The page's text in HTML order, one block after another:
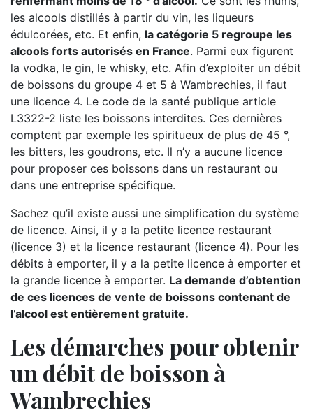
les alcools distillés à partir du vin, les liqueurs
édulcorées, etc. Et enfin, la catégorie 5 regroupe les
alcools forts autorisés en France. Parmi eux figurent
la vodka, le gin, le whisky, etc. Afin d’exploiter un débit
de boissons du groupe 4 et 5 à Wambrechies, il faut
une licence 4. Le code de la santé publique article
L3322-2 liste les boissons interdites. Ces dernières
comptent par exemple les spiritueux de plus de 45 °,
les bitters, les goudrons, etc. Il n’y a aucune licence
pour proposer ces boissons dans un restaurant ou
dans une entreprise spécifique.
Sachez qu’il existe aussi une simplification du système
de licence. Ainsi, il y a la petite licence restaurant
(licence 3) et la licence restaurant (licence 4). Pour les
débits à emporter, il y a la petite licence à emporter et
la grande licence à emporter. La demande d’obtention
de ces licences de vente de boissons contenant de
l’alcool est entièrement gratuite.
Les démarches pour obtenir
un débit de boisson à
Wambrechies